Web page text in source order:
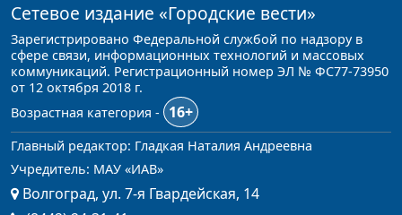
Сетевое издание «Городские вести»
Зарегистрировано Федеральной службой по надзору в
сфере связи, информационных технологий и массовых
коммуникаций. Регистрационный номер ЭЛ № ФС77-73950
от 12 октября 2018 г.
Возрастная категория -
16+
Главный редактор: Гладкая Наталия Андреевна
Учредитель: МАУ «ИАВ»
Волгоград, ул. 7-я Гвардейская, 14